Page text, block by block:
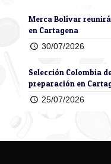
Merca Bolívar
en Cartagena
30/07/2026
Selección Colombia
preparación en
25/07/2026